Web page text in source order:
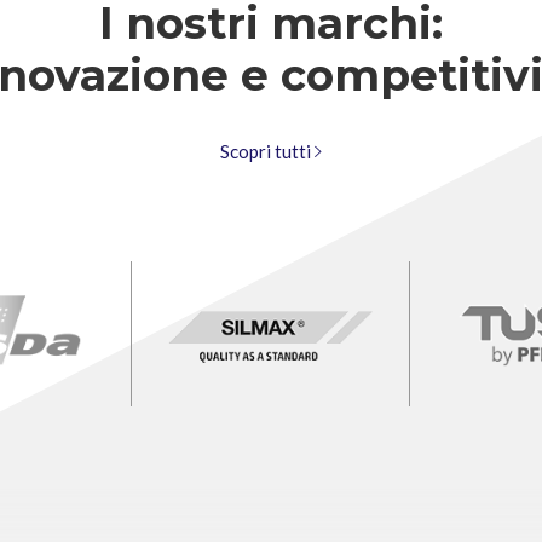
I nostri marchi:
e
Scopri tutti